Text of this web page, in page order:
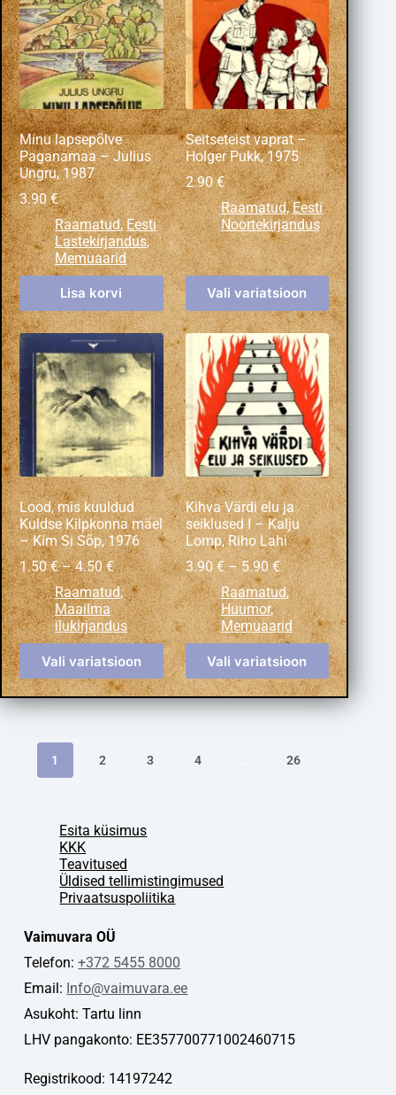
Minu lapsepõlve
Paganamaa – Julius
Ungru, 1987
3.90€
Raamatud,Eesti
Lastekirjandus,
Memuaarid
Lisa korvi
Seitseteist vaprat –
Holger Pukk, 1975
2.90€
Raamatud,Eesti
Noortekirjandus
Vali variatsioon
Lood, mis kuuldud
Kuldse Kilpkonna mäel
– Kim Si Sõp, 1976
1.50€ – 4.50€
Raamatud,
Maailma
ilukirjandus
Vali variatsioon
Kihva Värdi elu ja
seiklused I – Kalju
Lomp, Riho Lahi
3.90 € – 5.90€
Raamatud,
Huumor,
Memuaarid
Vali variatsioon
1 2 3 4 26
Esita küsimus
KKK
Teavitused
Üldised tellimistingimused
Privaatsuspoliitika
Vaimuvara OÜ
Telefon:+372 5455 8000
Email: Info@vaimuvara.ee
Asukoht: Tartu linn
LHV pangakonto: EE357700771002460715
Registrikood: 14197242